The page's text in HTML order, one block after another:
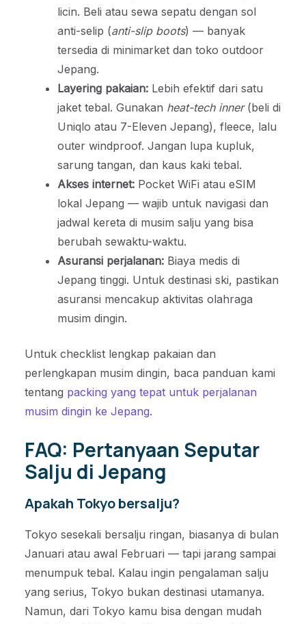
licin. Beli atau sewa sepatu dengan sol
anti-selip (anti-slip boots) — banyak
tersedia di minimarket dan toko outdoor
Jepang.
Layering pakaian: Lebih efektif dari satu
jaket tebal. Gunakan heat-tech inner(beli di
Uniqlo atau 7-Eleven Jepang), fleece, lalu
outer windproof. Jangan lupa kupluk,
sarung tangan, dan kaus kaki tebal.
Akses internet: Pocket WiFi atau eSIM
lokal Jepang — wajib untuk navigasi dan
jadwal kereta di musim salju yang bisa
berubah sewaktu-waktu.
Asuransi perjalanan: Biaya medis di
Jepang tinggi. Untuk destinasi ski, pastikan
asuransi mencakup aktivitas olahraga
musim dingin.
Untuk checklist lengkap pakaian dan
perlengkapan musim dingin, baca panduan kami
tentang packing yang tepat untuk perjalanan
musim dingin ke Jepang.
FAQ: Pertanyaan Seputar
Salju di Jepang
Apakah Tokyo bersalju?
Tokyo sesekali bersalju ringan, biasanya di bulan
Januari atau awal Februari — tapi jarang sampai
menumpuk tebal. Kalau ingin pengalaman salju
yang serius, Tokyo bukan destinasi utamanya.
Namun, dari Tokyo kamu bisa dengan mudah